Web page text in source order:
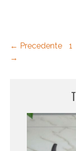
← Precedente 1
→